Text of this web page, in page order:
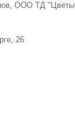
ООО ТД "Цветы
26